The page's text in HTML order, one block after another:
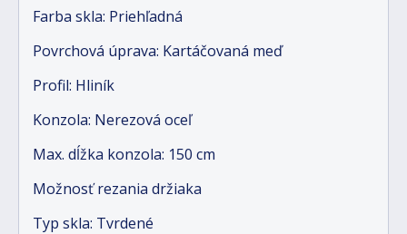
Farba skla: Priehľadná
Povrchová úprava: Kartáčovaná meď
Profil: Hliník
Konzola: Nerezová oceľ
Max. dĺžka konzola: 150 cm
Možnosť rezania držiaka
Typ skla: Tvrdené